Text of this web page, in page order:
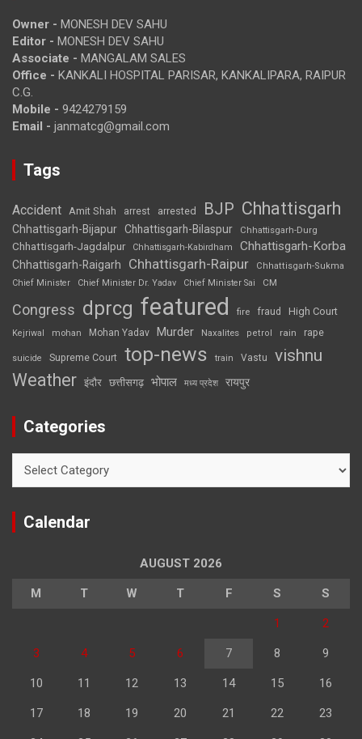
Owner - MONESH DEV SAHU
Editor - MONESH DEV SAHU
Associate - MANGALAM SALES
Office - KANKALI HOSPITAL PARISAR, KANKALIPARA, RAIPUR
C.G.
Mobile - 9424279159
Email - janmatcg@gmail.com
Tags
Accident Amit Shah arrest arrested BJP Chhattisgarh
Chhattisgarh-Bijapur Chhattisgarh-Bilaspur Chhattisgarh-Durg
Chhattisgarh-Jagdalpur Chhattisgarh-Kabirdham Chhattisgarh-Korba
Chhattisgarh-Raigarh Chhattisgarh-Raipur
Chhattisgarh-Sukma
Chief Minister
Chief Minister Dr. Yadav Chief Minister Sai CM
Congress dprcg featured fire fraud High Court
Kejriwal mohan Mohan Yadav Murder Naxalites petrol rain rape
suicide Supreme Court top-news train Vastu vishnu
Weather इंदौर छत्तीसगढ़ भोपाल मध्य प्रदेश रायपुर
Categories
Calendar
AUGUST 2026
M T W T F S S
1 2
3 4 5 6 7 8 9
10 11 12 13 14 15 16
17 18 19 20 21 22 23